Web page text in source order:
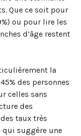
Que ce soit pour
ou pour lire les
d’âge restent
la
des personnes
celles sans
des
taux très
qui suggère une